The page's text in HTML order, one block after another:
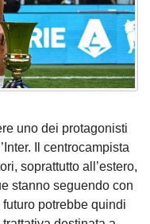
uno dei protagonisti
Il centrocampista
soprattutto all’estero,
stanno seguendo con
potrebbe quindi